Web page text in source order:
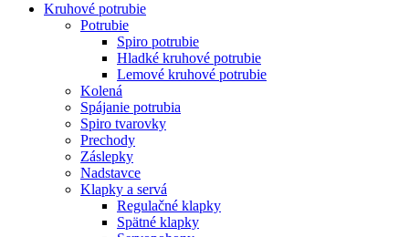
Kruhové potrubie
Potrubie
Spiro potrubie
Hladké kruhové potrubie
Lemové kruhové potrubie
Kolená
Spájanie potrubia
Spiro tvarovky
Prechody
Záslepky
Nadstavce
Klapky a servá
Regulačné klapky
Spätné klapky